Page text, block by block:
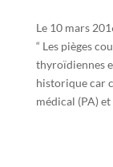
Le 10 mars
“ Les pièges
thyroïdiennes
historique car
médical (PA)